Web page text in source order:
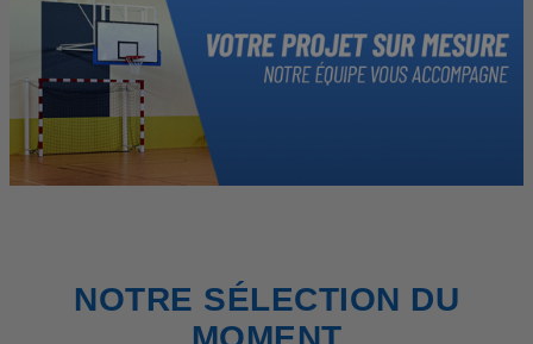
NOTRE SÉLECTION DU